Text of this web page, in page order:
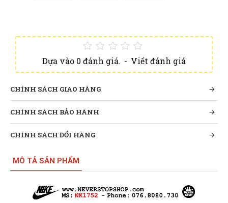
Dựa vào 0 đánh giá. - Viết đánh giá
CHÍNH SÁCH GIAO HÀNG
CHÍNH SÁCH BẢO HÀNH
CHÍNH SÁCH ĐỔI HÀNG
MÔ TẢ SẢN PHẨM